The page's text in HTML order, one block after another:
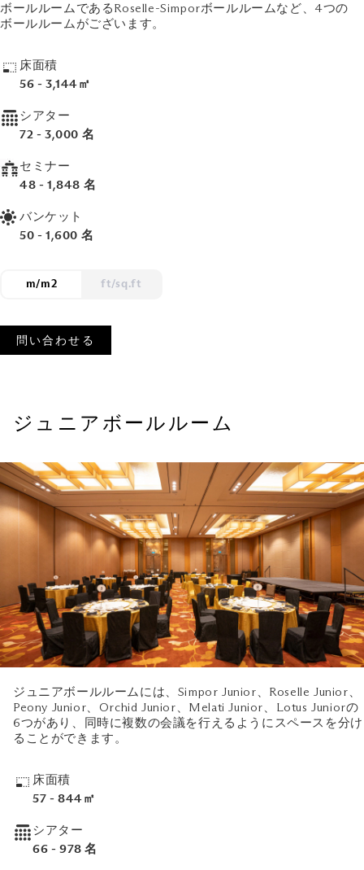
ボールルームであるRoselle-Simporボールルームなど、4つの
ボールルームがございます。
床面積
56 - 3,144㎡
シアター
72 - 3,000 名
セミナー
48 - 1,848 名
バンケット
50 - 1,600 名
m/m2 ft/sq.ft
問い合わせる
ジュニアボールルーム
ジュニアボールルームには、Simpor Junior、Roselle Junior、
Peony Junior、Orchid Junior、Melati Junior、Lotus Juniorの
6つがあり、同時に複数の会議を行えるようにスペースを分け
ることができます。
床面積
57 - 844㎡
シアター
66 - 978 名